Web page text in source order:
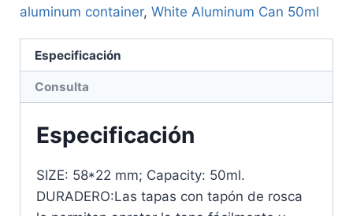
aluminum container, White Aluminum Can 50ml
Especificación
Consulta
Especificación
SIZE: 58*22 mm; Capacity: 50ml.
DURADERO:Las tapas con tapón de rosca